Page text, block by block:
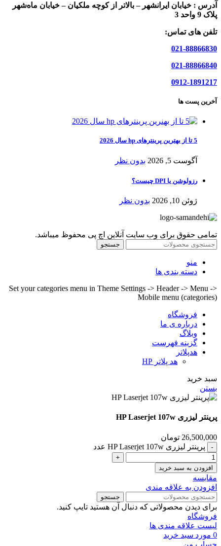
آدرس : خیابان ایرانشهر – بالاتر از کوچه ملکیان – خیابان ماه‌شهر
پلاک 9 واحد 3
تلفن های تماس:
021-88866830
021-88866840
0912-1891217
آخرین پست ها
5 تا از بهترین پرینترهای hp سال 2026
آگوست 5, 2026 بدون نظر
رزولوشن یا DPI چیست؟
ژوئن 10, 2026 بدون نظر
تمامی حقوق برای وب سایت آنلاین اچ پی محفوظ میباشد.
جستجو
منو
دسته بندی ها
Set your categories menu in Theme Settings -> Header -> Menu ->
Mobile menu (categories)
فروشگاه
درباره ی ما
وبلاگ
گزینه فهرست
هدپلاتر
هد پلاتر HP
سبد خرید
بستن
پرینتر لیزری HP Laserjet 107w
26,500,000 تومان
پرینتر لیزری HP Laserjet 107w عدد
افزودن به سبد خرید
مقايسه
افزودن به علاقه مندی
جستجو
برای دیدن محصولاتی که دنبال آن هستید تایپ کنید.
فروشگاه
لیست علاقه مندی ها
0 مورد سبد خرید
حساب من